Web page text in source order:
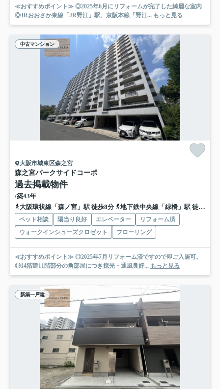
≪おすすめポイント≫ ◎2025年6月にリフォームが完了した綺麗な室内
◎JRおおさか東線「JR野江」駅、京阪本線「野江... もっと見る
中古マンション
大阪市城東区森之宮
森之宮パークサイドコーポ
過去掲載物件
/築43年
大阪環状線「森ノ宮」駅 徒歩8分
地下鉄中央線「緑橋」駅 徒歩11分
ペット相談 陽当り良好 エレベーター
リフォーム済
ウォークインシューズクロゼット
フローリング
≪おすすめポイント≫ ◎2025年7月リフォーム済ですので即ご入居可。
◎14階建11階部分の角部屋につき採光・通風良好... もっと見る
新築一戸建